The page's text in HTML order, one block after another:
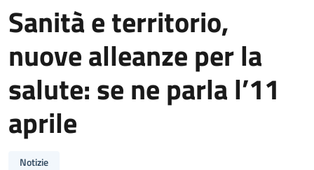
Sanità e territorio,
nuove alleanze per la
salute: se ne parla l’11
aprile
Notizie